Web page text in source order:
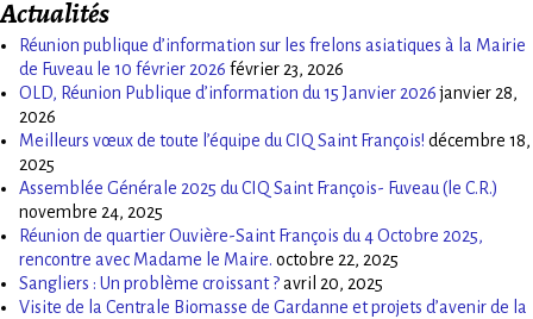
Actualités
Réunion publique d’information sur les frelons asiatiques à la Mairie
de Fuveau le 10 février 2026 février 23, 2026
OLD, Réunion Publique d’information du 15 Janvier 2026 janvier 28,
2026
Meilleurs vœux de toute l’équipe du CIQ Saint François! décembre 18,
2025
Assemblée Générale 2025 du CIQ Saint François- Fuveau (le C.R.)
novembre 24, 2025
Réunion de quartier Ouvière-Saint François du 4 Octobre 2025,
rencontre avec Madame le Maire. octobre 22, 2025
Sangliers : Un problème croissant ?avril 20, 2025
Visite de la Centrale Biomasse de Gardanne et projets d’avenir de la